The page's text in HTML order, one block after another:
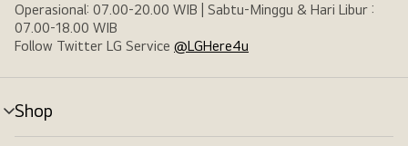
Operasional: 07.00-20.00 WIB | Sabtu-Minggu & Hari Libur :
07.00-18.00 WIB
Follow Twitter LG Service @LGHere4u
Shop
tombol
menu